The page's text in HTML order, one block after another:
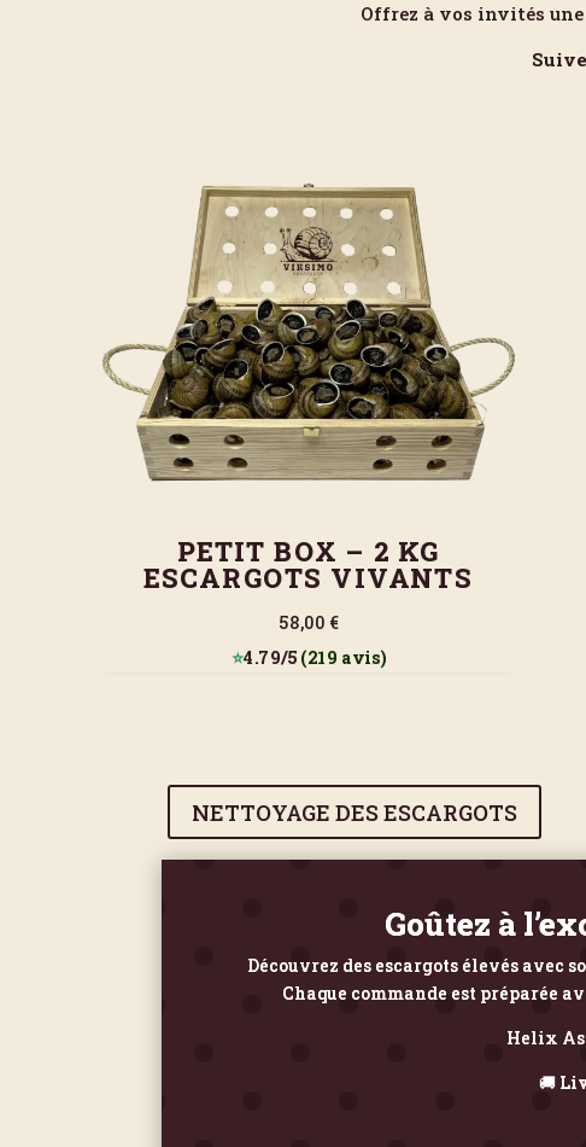
Offrez à vos invités
PETIT BOX – 2 KG
ESCARGOTS VIVANTS
58,00 €
⭐4.79/5 (219 avis)
NETTOYAGE DES ESCARGOTS
Goûtez à
Découvrez des escargots élevés avec
Chaque commande est préparée
Helix
🚚